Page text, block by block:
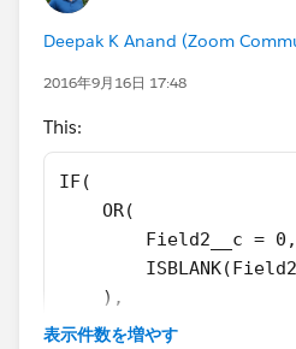
Deepak K Anand (‎‎‎‎‎‎Zoom
2016年9月16日 17:48
This:
IF(
    OR(
        Field2__c = 0,
    ),
    1,
表示件数を増やす